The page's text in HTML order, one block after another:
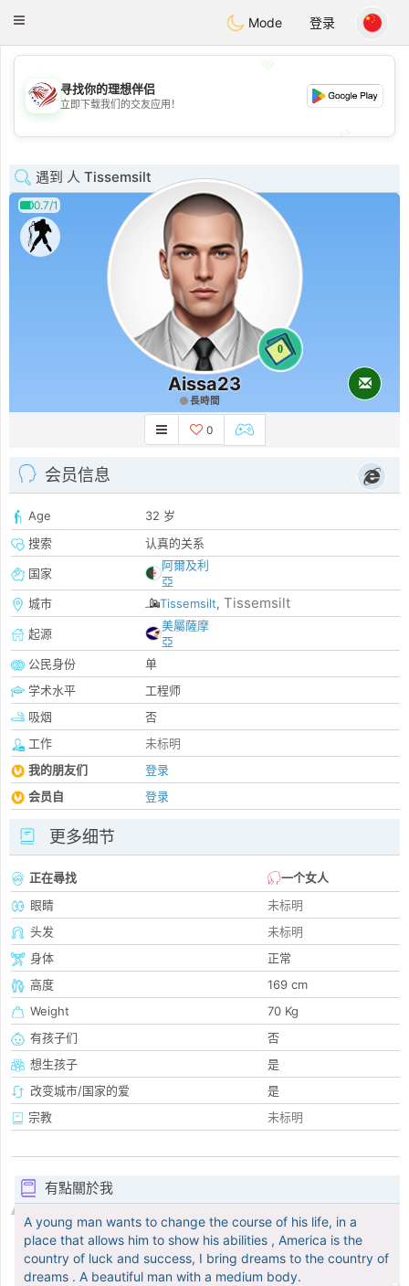
Dating
Toggle
Mode 登录
💖
💕
寻找你的理想伴侣
立即下载我们的交友应用！
遇到 人 Tissemsilt
0.7/1
0
Aissa23
長時間
0
会员信息
Age
32 岁
搜索
认真的关系
国家
阿爾及利
亞
城市
Tissemsilt, Tissemsilt
起源
美屬薩摩
亞
公民身份
单
学术水平
工程师
吸烟
否
工作
未标明
我的朋友们
登录
会员自
登录
更多细节
正在尋找
一个女人
眼睛
未标明
头发
未标明
身体
正常
高度
169 cm
Weight
70 Kg
有孩子们
否
想生孩子
是
改变城市/国家的爱
是
宗教
未标明
有點關於我
A young man wants to change the course of his life, in a
place that allows him to show his abilities , America is the
country of luck and success, I bring dreams to the country of
dreams . A beautiful man with a medium body.